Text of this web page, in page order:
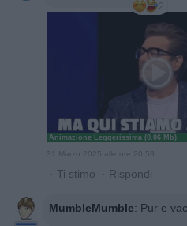
2
Animazione Leggerissima (0.06 Mb)
31 Marzo 2025 alle ore 20:53
· Ti stimo · Rispondi
MumbleMumble: Pur e